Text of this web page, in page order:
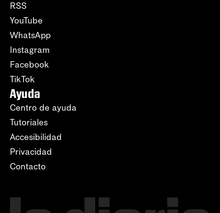
RSS
YouTube
WhatsApp
Instagram
Facebook
TikTok
Ayuda
Centro de ayuda
Tutoriales
Accesibilidad
Privacidad
Contacto